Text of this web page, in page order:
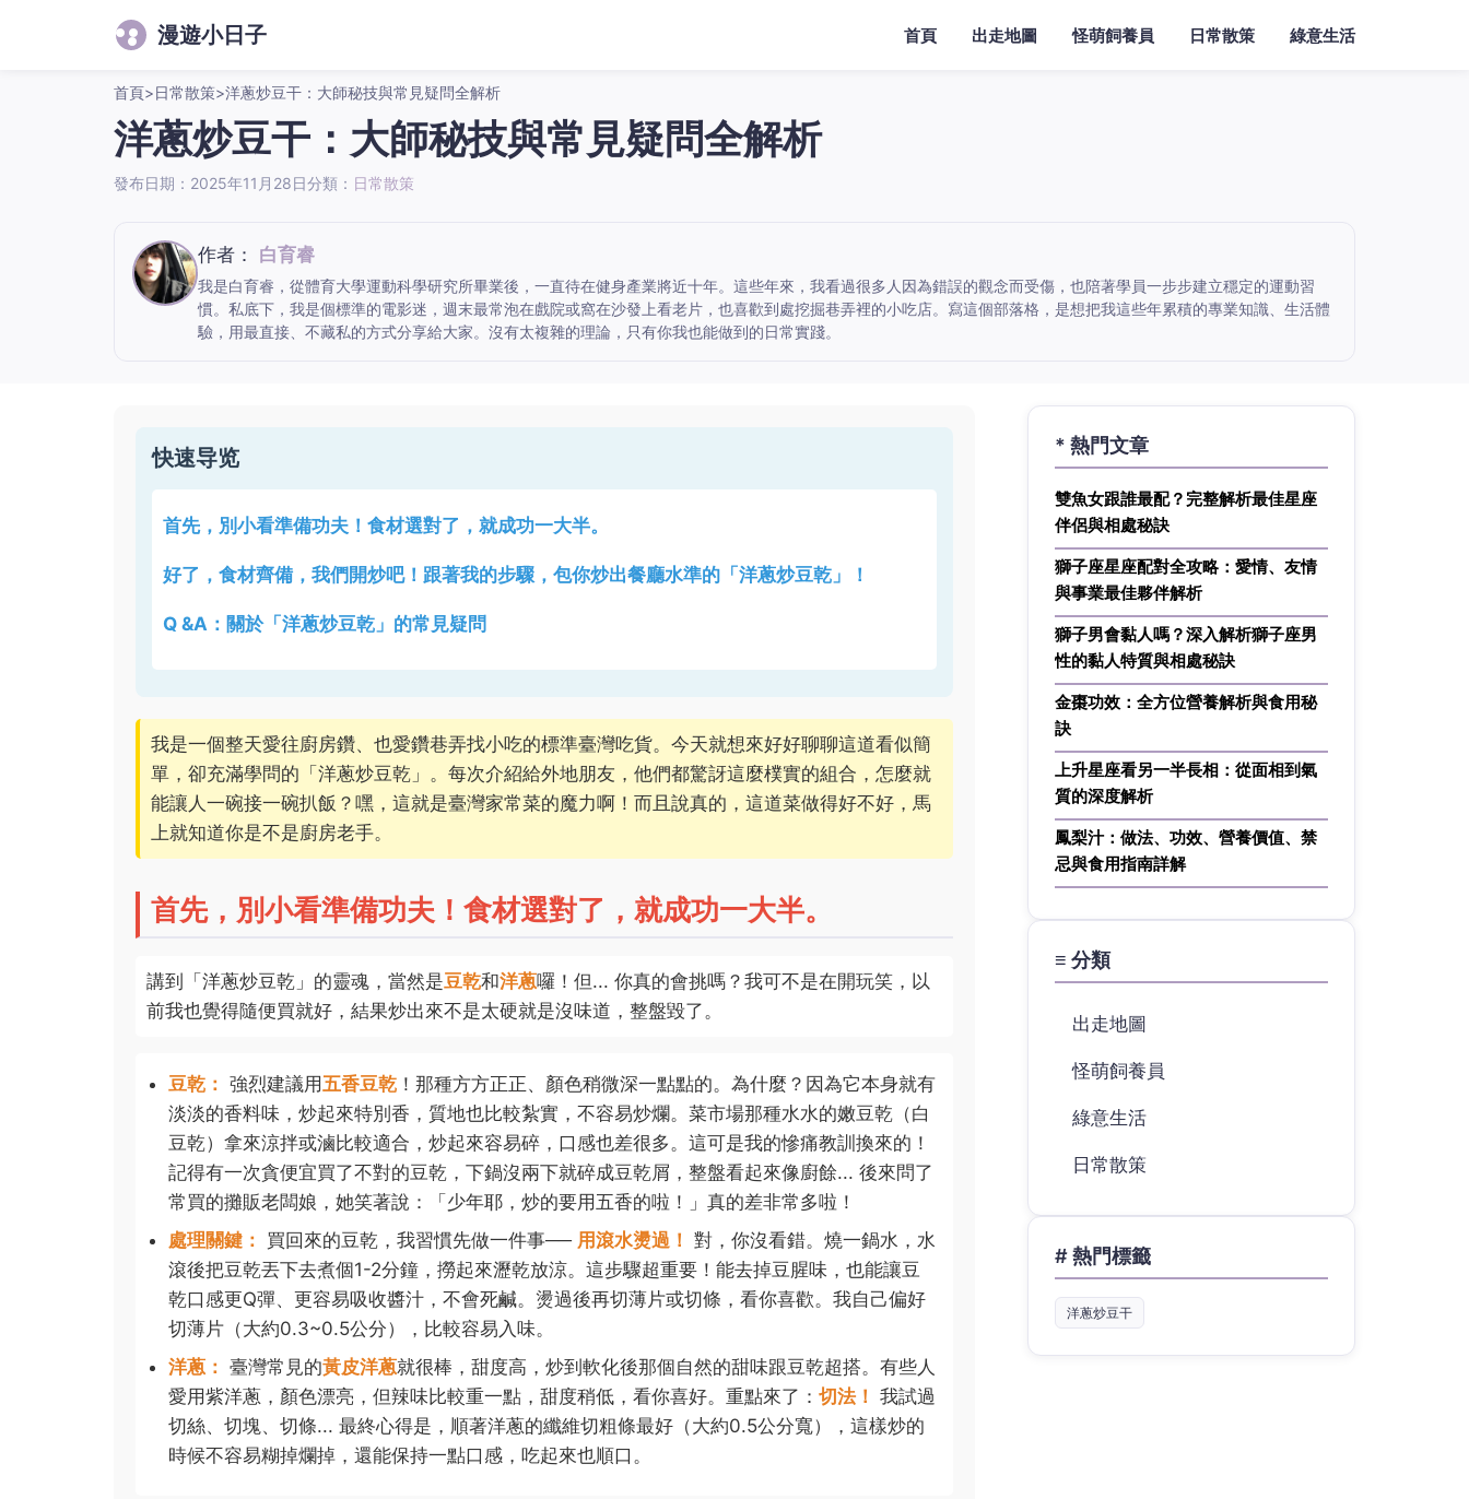
漫遊小日子 首頁 出走地圖 怪萌飼養員 日常散策 綠意生活
首頁>日常散策>洋蔥炒豆干：大師秘技與常見疑問全解析
洋蔥炒豆干：大師秘技與常見疑問全解析
發布日期：2025年11月28日分類： 日常散策
作者： 白育睿
我是白育睿，從體育大學運動科學研究所畢業後，一直待在健身產業將近十年。這些年來，我看過很多人因為錯誤的觀念而受傷，也陪著學員一步步建立穩定的運動習
慣。私底下，我是個標準的電影迷，週末最常泡在戲院或窩在沙發上看老片，也喜歡到處挖掘巷弄裡的小吃店。寫這個部落格，是想把我這些年累積的專業知識、生活體
驗，用最直接、不藏私的方式分享給大家。沒有太複雜的理論，只有你我也能做到的日常實踐。
快速导览
首先，別小看準備功夫！食材選對了，就成功一大半。
好了，食材齊備，我們開炒吧！跟著我的步驟，包你炒出餐廳水準的「洋蔥炒豆乾」！
Q &A：關於「洋蔥炒豆乾」的常見疑問
我是一個整天愛往廚房鑽、也愛鑽巷弄找小吃的標準臺灣吃貨。今天就想來好好聊聊這道看似簡
單，卻充滿學問的「洋蔥炒豆乾」。每次介紹給外地朋友，他們都驚訝這麼樸實的組合，怎麼就
能讓人一碗接一碗扒飯？嘿，這就是臺灣家常菜的魔力啊！而且說真的，這道菜做得好不好，馬
上就知道你是不是廚房老手。
首先，別小看準備功夫！食材選對了，就成功一大半。
講到「洋蔥炒豆乾」的靈魂，當然是豆乾和洋蔥囉！但... 你真的會挑嗎？我可不是在開玩笑，以
前我也覺得隨便買就好，結果炒出來不是太硬就是沒味道，整盤毀了。
豆乾： 強烈建議用五香豆乾 ！那種方方正正、顏色稍微深一點點的。為什麼？因為它本身就有
淡淡的香料味，炒起來特別香，質地也比較紮實，不容易炒爛。菜市場那種水水的嫩豆乾（白
豆乾）拿來涼拌或滷比較適合，炒起來容易碎，口感也差很多。這可是我的慘痛教訓換來的！
記得有一次貪便宜買了不對的豆乾，下鍋沒兩下就碎成豆乾屑，整盤看起來像廚餘... 後來問了
常買的攤販老闆娘，她笑著說：「少年耶，炒的要用五香的啦！」真的差非常多啦！
處理關鍵： 買回來的豆乾，我習慣先做一件事── 用滾水燙過！ 對，你沒看錯。燒一鍋水，水
滾後把豆乾丟下去煮個1-2分鐘，撈起來瀝乾放涼。這步驟超重要！能去掉豆腥味，也能讓豆
乾口感更Q彈、更容易吸收醬汁，不會死鹹。燙過後再切薄片或切條，看你喜歡。我自己偏好
切薄片（大約0.3~0.5公分），比較容易入味。
洋蔥： 臺灣常見的黃皮洋蔥就很棒，甜度高，炒到軟化後那個自然的甜味跟豆乾超搭。有些人
愛用紫洋蔥，顏色漂亮，但辣味比較重一點，甜度稍低，看你喜好。重點來了： 切法！ 我試過
切絲、切塊、切條... 最終心得是，順著洋蔥的纖維切粗條最好（大約0.5公分寬），這樣炒的
時候不容易糊掉爛掉，還能保持一點口感，吃起來也順口。
* 熱門文章
雙魚女跟誰最配？完整解析最佳星座
伴侶與相處秘訣
獅子座星座配對全攻略：愛情、友情
與事業最佳夥伴解析
獅子男會黏人嗎？深入解析獅子座男
性的黏人特質與相處秘訣
金棗功效：全方位營養解析與食用秘
訣
上升星座看另一半長相：從面相到氣
質的深度解析
鳳梨汁：做法、功效、營養價值、禁
忌與食用指南詳解
≡ 分類
出走地圖
怪萌飼養員
綠意生活
日常散策
# 熱門標籤
洋蔥炒豆干